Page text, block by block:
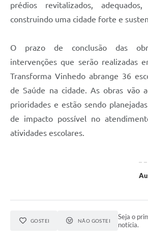
prédios revitalizados,
construindo uma cidade forte e
O prazo de conclusão das
intervenções que serão realizadas
Transforma Vinhedo abrange 36
de Saúde na cidade. As obras vão
prioridades e estão sendo
de impacto possível no
atividades escolares.
GOSTEI NÃO GOSTEI
Seja o
notícia.